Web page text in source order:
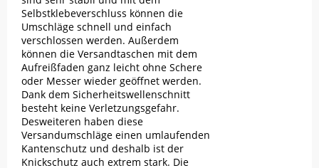
Selbstklebeverschluss können die
Umschläge schnell und einfach
verschlossen werden. Außerdem
können die Versandtaschen mit dem
Aufreißfaden ganz leicht ohne Schere
oder Messer wieder geöffnet werden.
Dank dem Sicherheitswellenschnitt
besteht keine Verletzungsgefahr.
Desweiteren haben diese
Versandumschläge einen umlaufenden
Kantenschutz und deshalb ist der
Knickschutz auch extrem stark. Die